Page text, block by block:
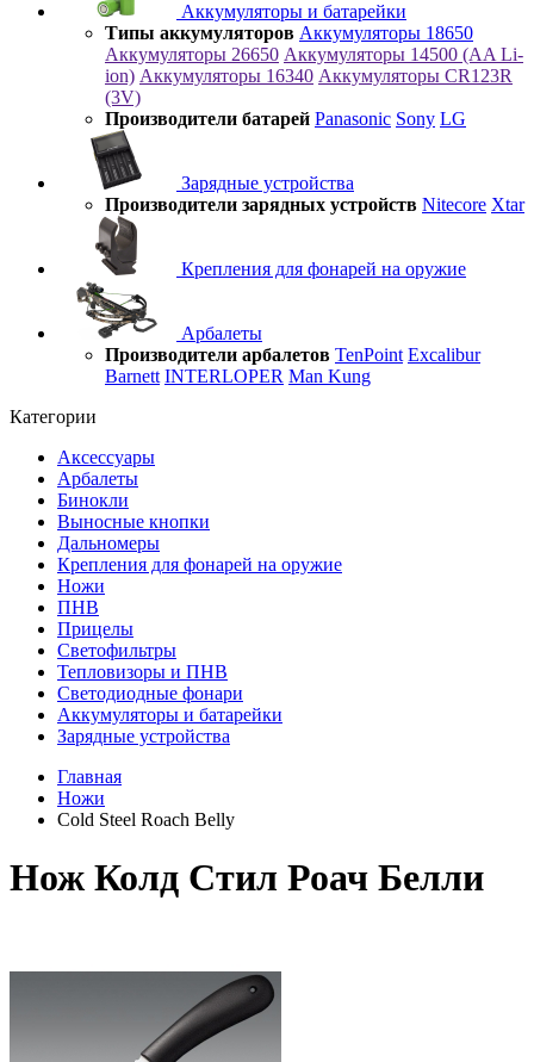
Аккумуляторы и батарейки
Типы аккумуляторов Аккумуляторы 18650
Аккумуляторы 26650 Аккумуляторы 14500 (AA Li-
ion) Аккумуляторы 16340 Аккумуляторы CR123R
(3V)
Производители батарей Panasonic Sony LG
Зарядные устройства
Производители зарядных устройств Nitecore Xtar
Крепления для фонарей на оружие
Арбалеты
Производители арбалетов TenPoint Excalibur
Barnett INTERLOPER Man Kung
Категории
Аксессуары
Арбалеты
Бинокли
Выносные кнопки
Дальномеры
Крепления для фонарей на оружие
Ножи
ПНВ
Прицелы
Светофильтры
Тепловизоры и ПНВ
Светодиодные фонари
Аккумуляторы и батарейки
Зарядные устройства
Главная
Ножи
Cold Steel Roach Belly
Нож Колд Стил Роач Белли